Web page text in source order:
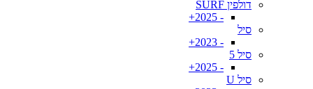
דולפין SURF
- 2025+
סיל
- 2023+
סיל 5
- 2025+
סיל U